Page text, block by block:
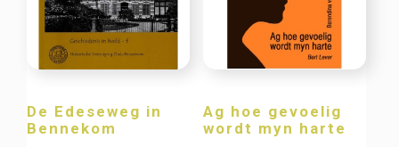
De Edeseweg in
Bennekom
Ag hoe gevoelig
wordt myn harte